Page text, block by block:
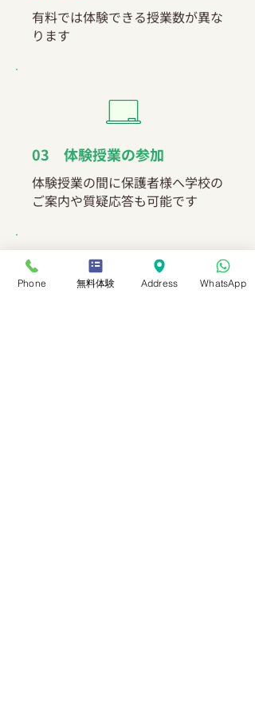
有料では体験できる授業数が異な
ります
03 体験授業の参加
体験授業の間に保護者様へ学校の
ご案内や質疑応答も可能です
Phone 無料体験 Address WhatsApp